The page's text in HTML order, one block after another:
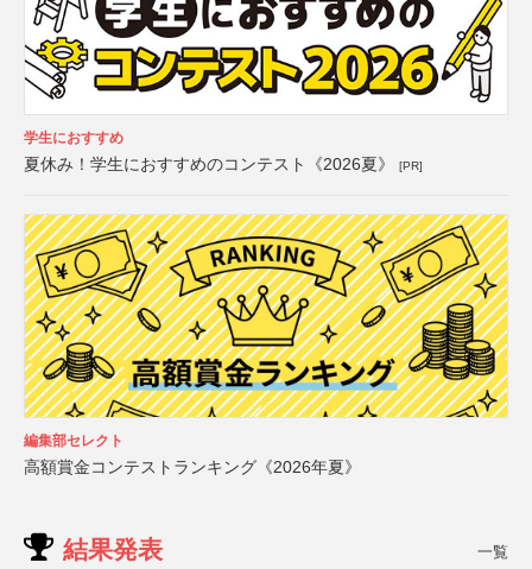
学生におすすめ
夏休み！学生におすすめのコンテスト《2026夏》 [PR]
編集部セレクト
高額賞金コンテストランキング《2026年夏》
結果発表 一覧